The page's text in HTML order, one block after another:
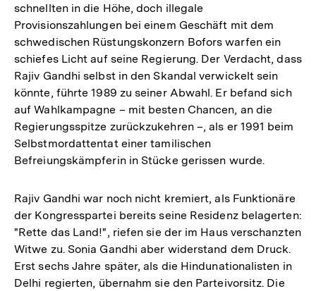
schnellten in die Höhe, doch illegale
Provisionszahlungen bei einem Geschäft mit dem
schwedischen Rüstungskonzern Bofors warfen ein
schiefes Licht auf seine Regierung. Der Verdacht, dass
Rajiv Gandhi selbst in den Skandal verwickelt sein
könnte, führte 1989 zu seiner Abwahl. Er befand sich
auf Wahlkampagne – mit besten Chancen, an die
Regierungsspitze zurückzukehren –, als er 1991 beim
Selbstmordattentat einer tamilischen
Befreiungskämpferin in Stücke gerissen wurde.
Rajiv Gandhi war noch nicht kremiert, als Funktionäre
der Kongresspartei bereits seine Residenz belagerten:
"Rette das Land!", riefen sie der im Haus verschanzten
Witwe zu. Sonia Gandhi aber widerstand dem Druck.
Erst sechs Jahre später, als die Hindunationalisten in
Delhi regierten, übernahm sie den Parteivorsitz. Die